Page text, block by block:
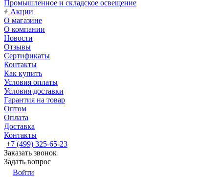
Промышленное и складское освещение
Акции
О магазине
О компании
Новости
Отзывы
Сертификаты
Контакты
Как купить
Условия оплаты
Условия доставки
Гарантия на товар
Оптом
Оплата
Доставка
Контакты
+7 (499) 325-65-23
Заказать звонок
Задать вопрос
Войти